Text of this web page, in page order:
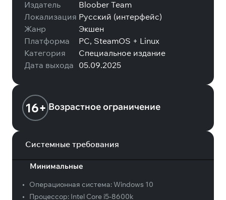
Издатель
Bloober Team
Локализация Русский (интерфейс)
Жанр
Экшен
Платформа
PC, SteamOS + Linux
Категория
Специальное издание
Дата выхода 05.09.2025
16+ Возрастное ограничение
Системные требования
Минимальные
• Операционная система:Windows 10
•
Процессор: Intel Core i5-8600k